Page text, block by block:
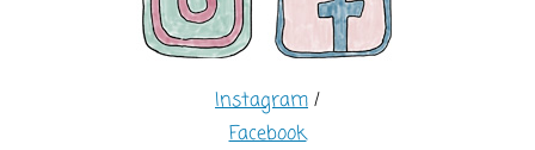
Instagram /
Facebook